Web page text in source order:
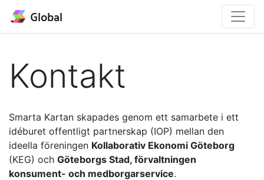
Global
Kontakt
Smarta Kartan skapades genom ett samarbete i ett
idéburet offentligt partnerskap (IOP) mellan den
ideella föreningen Kollaborativ Ekonomi Göteborg
(KEG) och Göteborgs Stad, förvaltningen
konsument- och medborgarservice.